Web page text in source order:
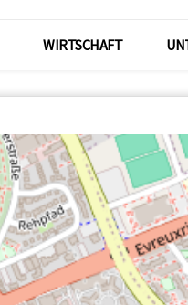
WIRTSCHAFT